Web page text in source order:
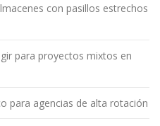
con pasillos estrechos
para proyectos mixtos en
para agencias de alta rotación